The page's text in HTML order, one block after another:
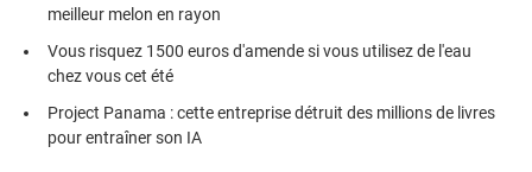
meilleur melon en rayon
Vous risquez 1500 euros d'amende si vous utilisez de l'eau
chez vous cet été
Project Panama : cette entreprise détruit des millions de livres
pour entraîner son IA